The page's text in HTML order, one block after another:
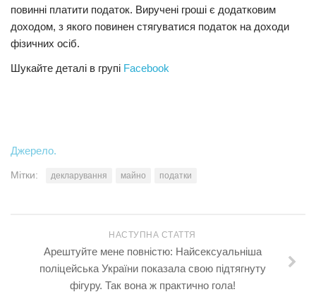
повинні платити податок. Виручені гроші є додатковим
доходом, з якого повинен стягуватися податок на доходи
фізичних осіб.
Шукайте деталі в групі Facebook
Джерело.
Мітки: декларування майно податки
НАСТУПНА СТАТТЯ
Арештуйте мене повністю: Найсексуальніша
поліцейська України показала свою підтягнуту
фігуру. Так вона ж практично гола!